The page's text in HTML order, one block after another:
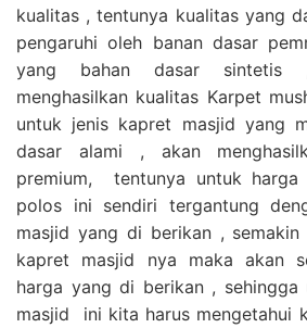
kualitas , tentunya kualitas yang
pengaruhi oleh banan dasar
yang bahan dasar sintetis
menghasilkan kualitas Karpet
untuk jenis kapret masjid yang
dasar alami , akan
premium, tentunya untuk harga
polos ini sendiri tergantung
masjid yang di berikan ,
kapret masjid nya maka akan
harga yang di berikan , sehingga
masjid ini kita harus mengetahui